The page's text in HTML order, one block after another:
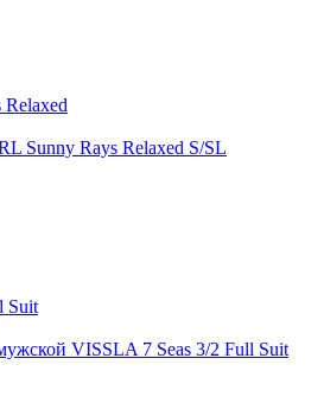
Sunny Rays Relaxed S/SL
VISSLA 7 Seas 3/2 Full Suit